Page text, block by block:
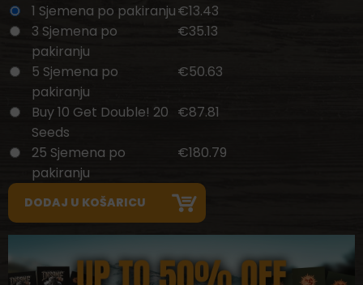
1 Sjemena po pakiranju€13.43
3 Sjemena po
pakiranju
€35.13
5 Sjemena po
pakiranju
€50.63
Buy 10 Get Double! 20
Seeds
€87.81
25 Sjemena po
pakiranju
€180.79